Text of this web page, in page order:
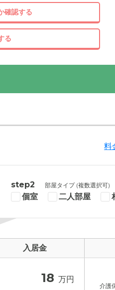
確認する
る
料
step2 部屋タイプ (複数選択可)
個室 二人部屋
入居金
18 万円
介護